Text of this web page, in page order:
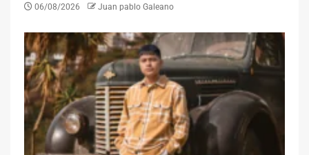
06/08/2026 Juan pablo Galeano